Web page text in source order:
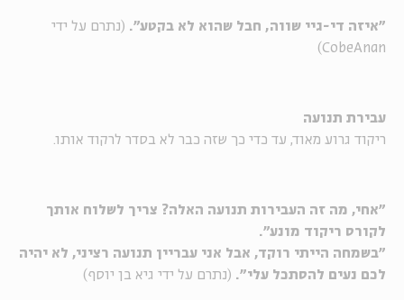
"איזה די-גיי שווה, חבל שהוא לא בקטע". (נתרם על ידי
CobeAnan)
עבירת תנועה
ריקוד גרוע מאוד, עד כדי כך שזה כבר לא בסדר לרקוד אותו.
"אחי, מה זה העבירות תנועה האלה? צריך לשלוח אותך
לקורס ריקוד מונע".
"בשמחה הייתי רוקד, אבל אני עבריין תנועה רציני, לא יהיה
לכם נעים להסתכל עלי". (נתרם על ידי גיא בן יוסף)